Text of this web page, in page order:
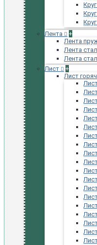
Лента
+
Лента
Лента
Лента
Лист
+
Лист